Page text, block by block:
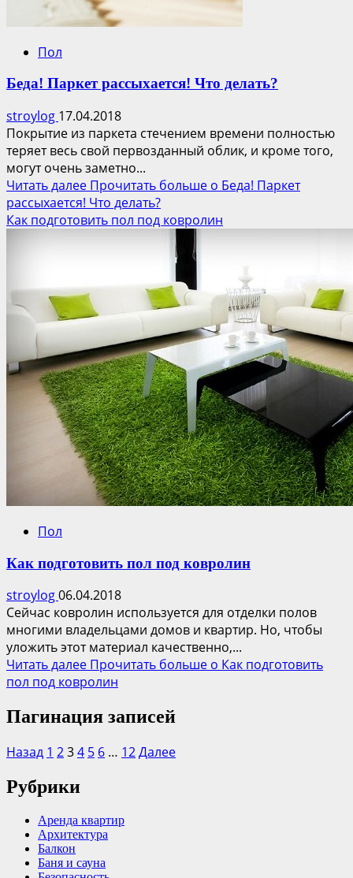
Пол
Беда! Паркет рассыхается! Что делать?
stroylog 17.04.2018
Покрытие из паркета стечением времени полностью
теряет весь свой первозданный облик, и кроме того,
могут очень заметно...
Читать далее Прочитать больше о Беда! Паркет
рассыхается! Что делать?
Как подготовить пол под ковролин
Пол
Как подготовить пол под ковролин
stroylog06.04.2018
Сейчас ковролин используется для отделки полов
многими владельцами домов и квартир. Но, чтобы
уложить этот материал качественно,...
Читать далее Прочитать больше о Как подготовить
пол под ковролин
Пагинация записей
Назад 1 234 5 6 … 12Далее
Рубрики
Аренда квартир
Архитектура
Балкон
Баня и сауна